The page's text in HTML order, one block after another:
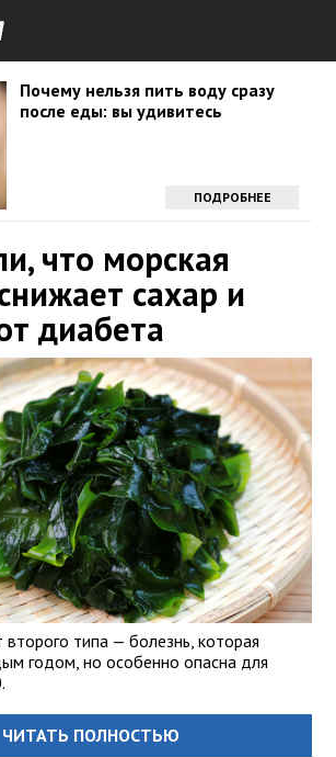
Почему нельзя пить воду сразу
после еды: вы удивитесь
ПОДРОБНЕЕ
что морская
сахар и
диабета
типа — болезнь, которая
годом, но особенно опасна для
ЧИТАТЬ ПОЛНОСТЬЮ